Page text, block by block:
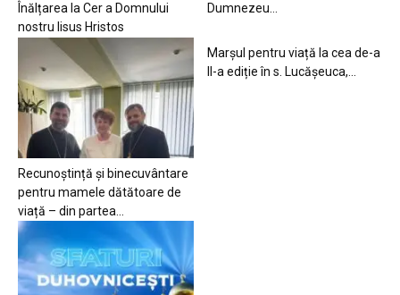
Înălțarea la Cer a Domnului
nostru Iisus Hristos
Dumnezeu…
Recunoștință și binecuvântare
pentru mamele dătătoare de
viață – din partea...
Marșul pentru viață la cea de-a
II-a ediție în s. Lucășeuca,...